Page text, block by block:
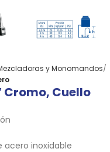
y Monomandos
Cromo, Cuello
acero inoxidable